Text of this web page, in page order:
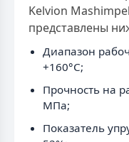
Kelvion
представлены
Диапазон
+160°C;
Прочность на
МПа;
Показатель